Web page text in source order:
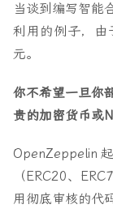
当谈到编写智能
利用的例子，由
元。
你不希望一旦你
贵的加密货币或
（ERC20、
用彻底审核的代